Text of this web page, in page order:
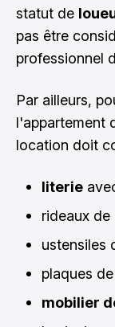
statut de
pas être
professionnel
Par ailleurs,
l'appartement
location doit
literie
rideaux
ustensiles
plaques
mobilier